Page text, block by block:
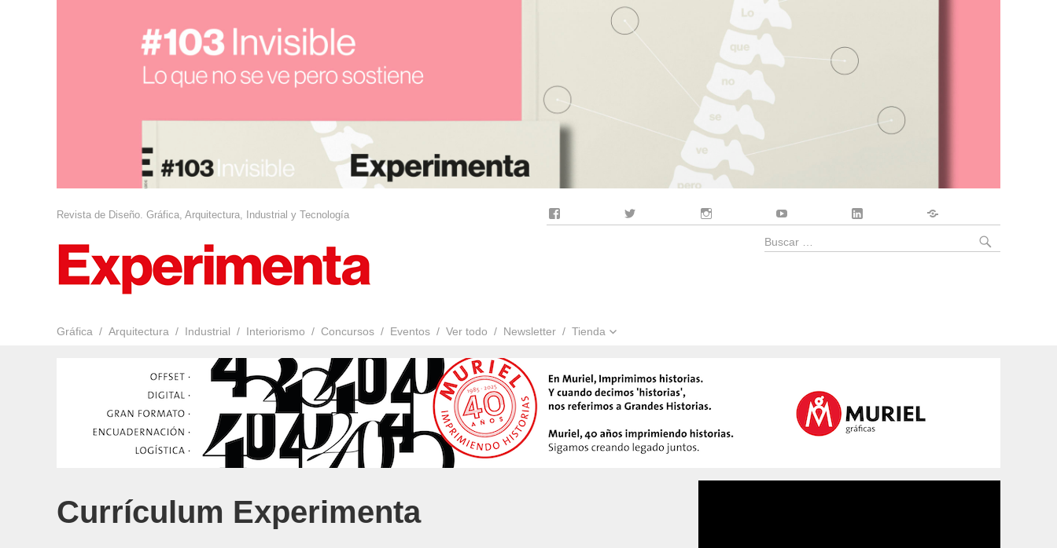
Revista de Diseño. Gráfica, Arquitectura, Industrial y Tecnología
Gráfica Arquitectura Industrial Interiorismo Concursos Eventos Ver todo Newsletter Tienda
Buscar
Currículum Experimenta